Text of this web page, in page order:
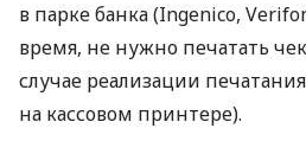
в парке банка (Ingenico,
время, не нужно печатать
случае реализации
на кассовом принтере).